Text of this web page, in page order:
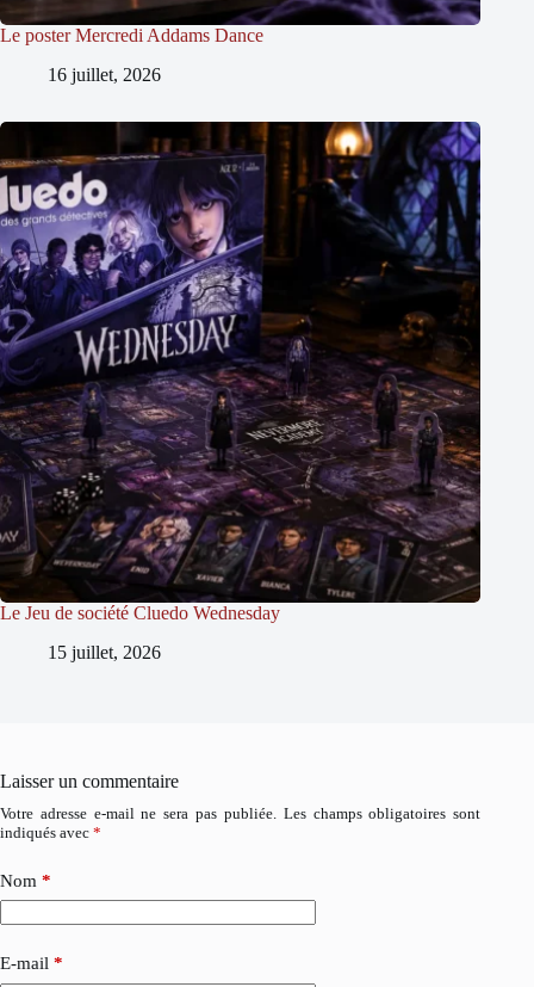
Le poster Mercredi Addams Dance
16 juillet, 2026
Le Jeu de société Cluedo Wednesday
15 juillet, 2026
Laisser un commentaire
Votre adresse e-mail ne sera pas publiée. Les champs obligatoires sont
indiqués avec *
Nom *
E-mail *